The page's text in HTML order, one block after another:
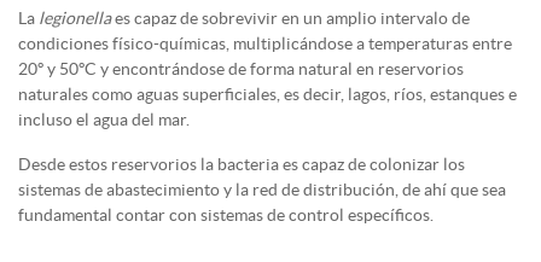
La legionellaes capaz de sobrevivir en un amplio intervalo de
condiciones físico-químicas, multiplicándose a temperaturas entre
20º y 50ºC y encontrándose de forma natural en reservorios
naturales como aguas superficiales, es decir, lagos, ríos, estanques e
incluso el agua del mar.
Desde estos reservorios la bacteria es capaz de colonizar los
sistemas de abastecimiento y la red de distribución, de ahí que sea
fundamental contar con sistemas de control específicos.